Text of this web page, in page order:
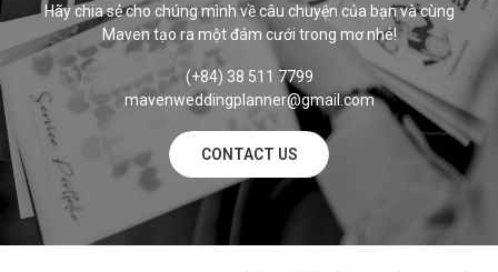
Hãy chia sẻ cho chúng mình về câu chuyện của bạn và cùng
Maven tạo ra một đám cưới trong mơ nhé!
(+84) 38 511 7799
mavenweddingplanner@gmail.com
CONTACT US